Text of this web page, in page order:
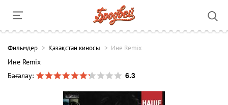
Фильмдер Қазақстан киносы Ине Remix
Ине Remix
Бағалау:
6.3